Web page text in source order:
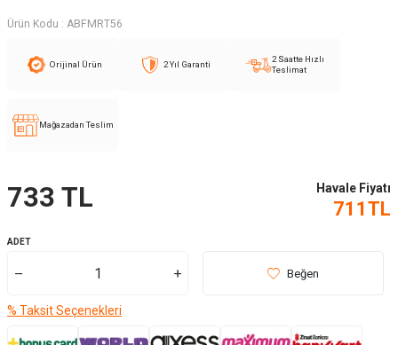
Ürün Kodu : ABFMRT56
Orijinal Ürün 2 Yıl Garanti
2 Saatte Hızlı
Teslimat
Mağazadan Teslim
733 TL Havale Fiyatı
711 TL
ADET
Beğen
% Taksit Seçenekleri